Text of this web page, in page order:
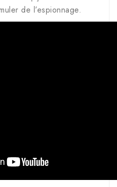
de l’espionnage.